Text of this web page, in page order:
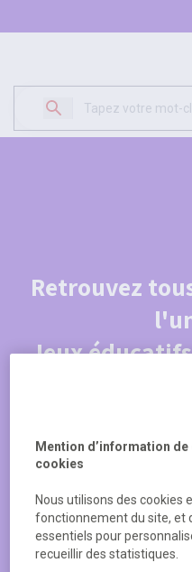
Retrouvez
Jeux
Mention d’information
cookies
Nous utilisons des cookies
fonctionnement du site, et
essentiels pour
recueillir des statistiques.